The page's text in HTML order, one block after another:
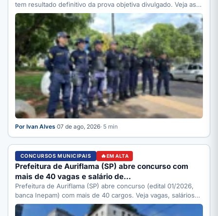
tem resultado definitivo da prova objetiva divulgado. Veja as…
Por Ivan Alves·07 de ago, 2026· 5 min
CONCURSOS MUNICIPAIS EM ALTA
Prefeitura de Auriflama (SP) abre concurso com
mais de 40 vagas e salário de…
Prefeitura de Auriflama (SP) abre concurso (edital 01/2026,
banca Inepam) com mais de 40 cargos. Veja vagas, salários…